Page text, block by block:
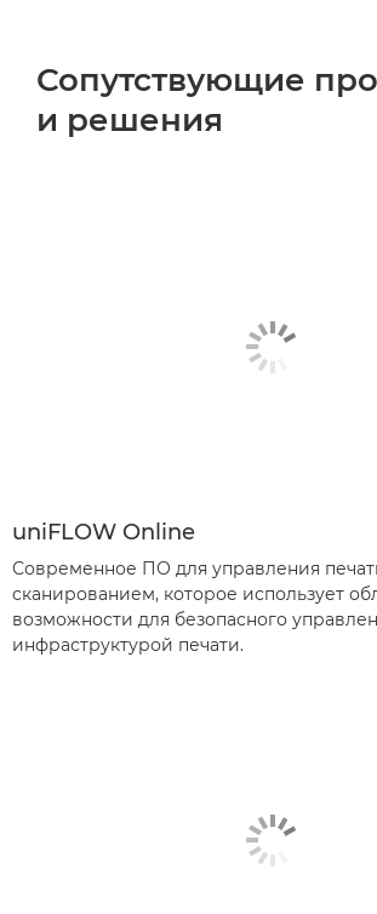
Сопутствующие
и решения
uniFLOW Online
Современное ПО для управления
сканированием, которое использует
возможности для безопасного
инфраструктурой печати.